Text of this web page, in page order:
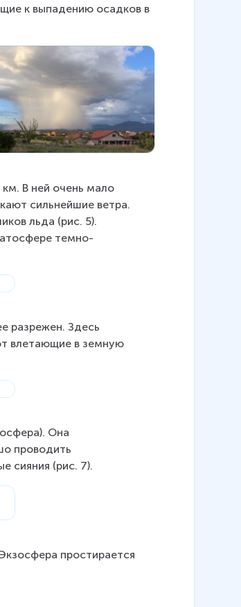
к выпадению осадков в
В ней очень мало
сильнейшие ветра.
льда (рис. 5).
темно-
разрежен. Здесь
влетающие в земную
Она
проводить
сияния (рис. 7).
простирается